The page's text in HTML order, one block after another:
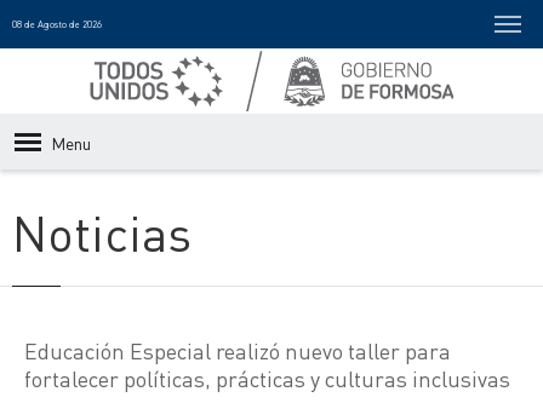
08 de Agosto de 2026
Menu
Noticias
Educación Especial realizó nuevo taller para
fortalecer políticas, prácticas y culturas inclusivas